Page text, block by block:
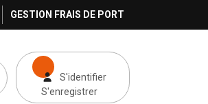
GESTION FRAIS DE PORT
S'identifier
S'enregistrer